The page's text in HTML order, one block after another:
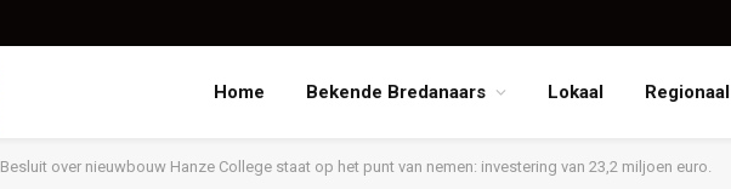
Home Bekende Bredanaars Lokaal Regionaal
Besluit over nieuwbouw Hanze College staat op het punt van nemen: investering van 23,2 miljoen euro.